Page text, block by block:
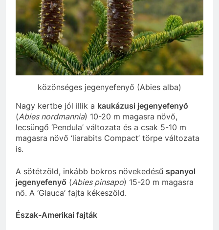
közönséges jegenyefenyő (Abies alba)
Nagy kertbe jól illik a kaukázusi jegenyefenyő
(Abies nordmannia) 10-20 m magasra növő,
lecsüngő ‘Pendula’ változata és a csak 5-10 m
magasra növő ‘liarabits Compact’ törpe változata
is.
A sötétzöld, inkább bokros növekedésű spanyol
jegenyefenyő (Abies pinsapo) 15-20 m magasra
nő. A ‘Glauca’ fajta kékeszöld.
Észak-Amerikai fajták